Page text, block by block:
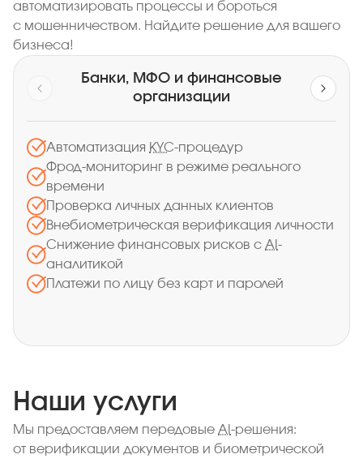
автоматизировать процессы и бороться
с мошенничеством. Найдите решение для вашего
бизнеса!
Банки, МФО и финансовые
организации
Автоматизация KYC-процедур
Фрод-мониторинг в режиме реального
времени
Проверка личных данных клиентов
Внебиометрическая верификация личности
Снижение финансовых рисков с AI -
аналитикой
Платежи по лицу без карт и паролей
Наши услуги
Мы предоставляем передовые AI -решения:
от верификации документов и биометрической